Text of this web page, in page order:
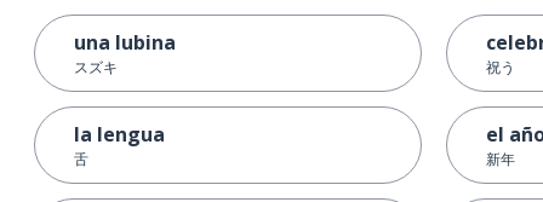
una lubina
スズキ
la lengua
舌
祝う
el
新年